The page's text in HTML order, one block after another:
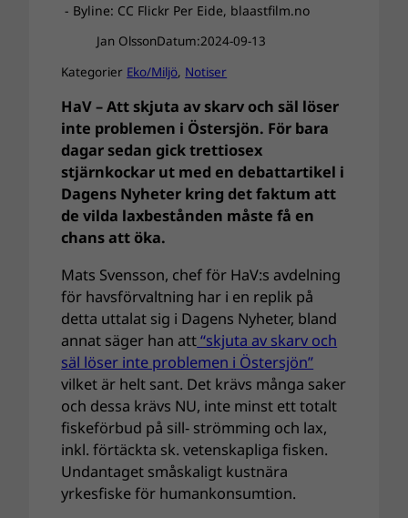
- Byline: CC Flickr Per Eide, blaastfilm.no
Jan OlssonDatum:2024-09-13
Kategorier Eko/Miljö, Notiser
HaV – Att skjuta av skarv och säl löser
inte problemen i Östersjön. För bara
dagar sedan gick trettiosex
stjärnkockar ut med en debattartikel i
Dagens Nyheter kring det faktum att
de vilda laxbestånden måste få en
chans att öka.
Mats Svensson, chef för HaV:s avdelning
för havsförvaltning har i en replik på
detta uttalat sig i Dagens Nyheter, bland
annat säger han att“skjuta av skarv och
säl löser inte problemen i Östersjön”
vilket är helt sant. Det krävs många saker
och dessa krävs NU, inte minst ett totalt
fiskeförbud på sill- strömming och lax,
inkl. förtäckta sk. vetenskapliga fisken.
Undantaget småskaligt kustnära
yrkesfiske för humankonsumtion.